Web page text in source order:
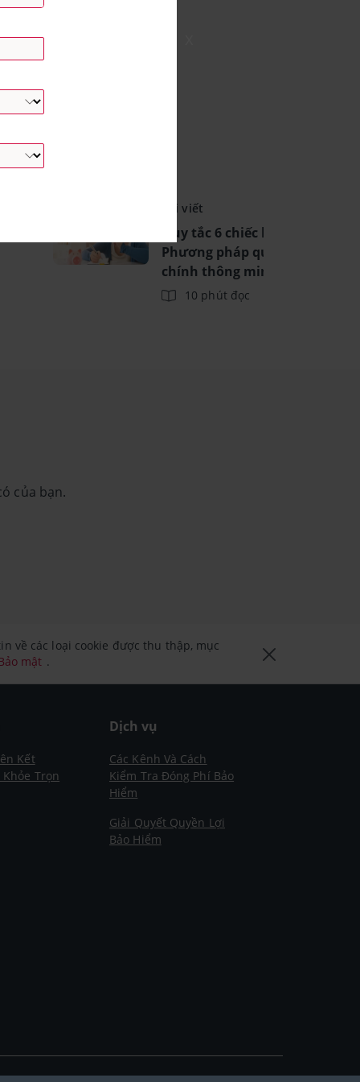
Bài viết
Quy tắc 6 chiếc lọ là gì? -
Phương pháp quản lý tài
chính thông minh
10 phút đọc
của bạn.
về các loại cookie được thu thập, mục
mật .
Kết
Khỏe Trọn
Dịch vụ
Các Kênh Và Cách
Kiểm Tra Đóng Phí Bảo
Hiểm
Giải Quyết Quyền Lợi
Bảo Hiểm